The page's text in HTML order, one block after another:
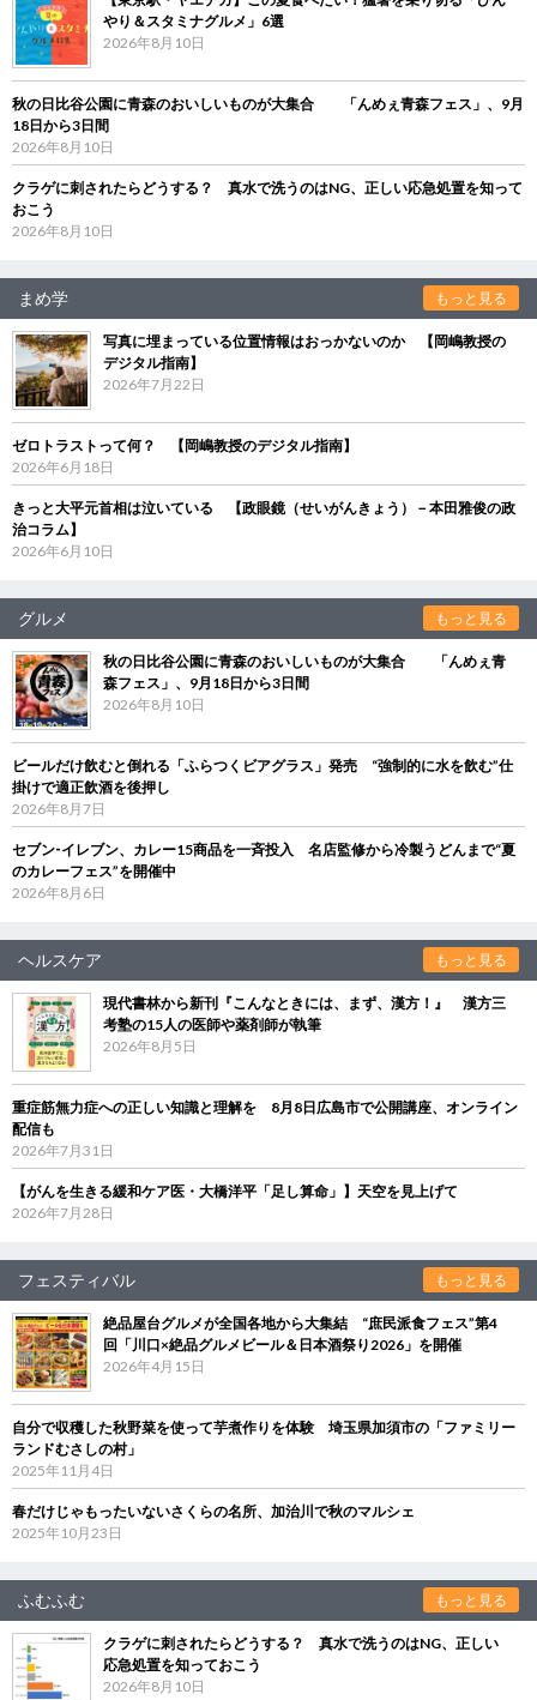
やり＆スタミナグルメ」6選
2026年8月10日
秋の日比谷公園に青森のおいしいものが大集合 「んめぇ青森フェス」、9月
18日から3日間
2026年8月10日
クラゲに刺されたらどうする？ 真水で洗うのはNG、正しい応急処置を知って
おこう
2026年8月10日
まめ学 もっと見る
写真に埋まっている位置情報はおっかないのか 【岡嶋教授の
デジタル指南】
2026年7月22日
ゼロトラストって何？ 【岡嶋教授のデジタル指南】
2026年6月18日
きっと大平元首相は泣いている 【政眼鏡（せいがんきょう）－本田雅俊の政
治コラム】
2026年6月10日
グルメ もっと見る
秋の日比谷公園に青森のおいしいものが大集合 「んめぇ青
森フェス」、9月18日から3日間
2026年8月10日
ビールだけ飲むと倒れる「ふらつくビアグラス」発売 “強制的に水を飲む”仕
掛けで適正飲酒を後押し
2026年8月7日
セブン‐イレブン、カレー15商品を一斉投入 名店監修から冷製うどんまで“夏
のカレーフェス”を開催中
2026年8月6日
ヘルスケア もっと見る
現代書林から新刊『こんなときには、まず、漢方！』 漢方三
考塾の15人の医師や薬剤師が執筆
2026年8月5日
重症筋無力症への正しい知識と理解を 8月8日広島市で公開講座、オンライン
配信も
2026年7月31日
【がんを生きる緩和ケア医・大橋洋平「足し算命」】天空を見上げて
2026年7月28日
フェスティバル もっと見る
絶品屋台グルメが全国各地から大集結 “庶民派食フェス”第4
回「川口×絶品グルメビール＆日本酒祭り2026」を開催
2026年4月15日
自分で収穫した秋野菜を使って芋煮作りを体験 埼玉県加須市の「ファミリー
ランドむさしの村」
2025年11月4日
春だけじゃもったいないさくらの名所、加治川で秋のマルシェ
2025年10月23日
ふむふむ もっと見る
クラゲに刺されたらどうする？ 真水で洗うのはNG、正しい
応急処置を知っておこう
2026年8月10日